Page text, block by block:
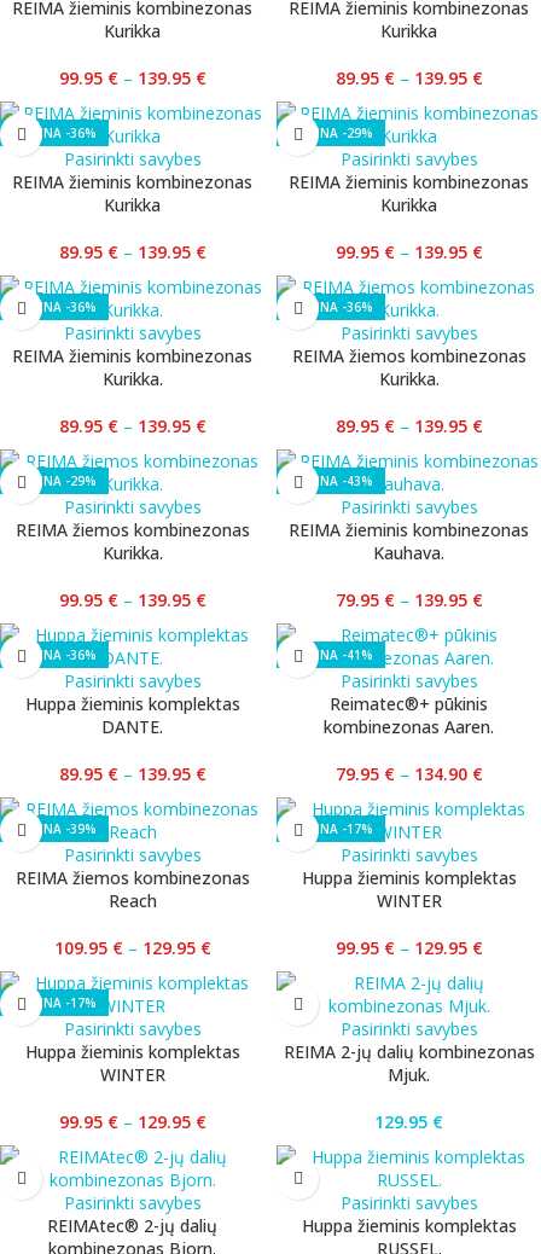
REIMA žieminis kombinezonas
Kurikka
99.95 € – 139.95 €
REIMA žieminis kombinezonas
Kurikka
89.95 € – 139.95 €
-36%
Pasirinkti savybes
REIMA žieminis kombinezonas
Kurikka
89.95 € – 139.95 €
-29%
Pasirinkti savybes
REIMA žieminis kombinezonas
Kurikka
99.95 € – 139.95 €
-36%
Pasirinkti savybes
REIMA žieminis kombinezonas
Kurikka.
89.95 € – 139.95 €
-36%
Pasirinkti savybes
REIMA žiemos kombinezonas
Kurikka.
89.95 € – 139.95 €
-29%
Pasirinkti savybes
REIMA žiemos kombinezonas
Kurikka.
99.95 € – 139.95 €
-43%
Pasirinkti savybes
REIMA žieminis kombinezonas
Kauhava.
79.95 € – 139.95 €
-36%
Pasirinkti savybes
Huppa žieminis komplektas
DANTE.
89.95 € – 139.95 €
-41%
Pasirinkti savybes
Reimatec®+ pūkinis
kombinezonas Aaren.
79.95 € – 134.90 €
-39%
Pasirinkti savybes
REIMA žiemos kombinezonas
Reach
109.95 € – 129.95 €
-17%
Pasirinkti savybes
Huppa žieminis komplektas
WINTER
99.95 € – 129.95 €
-17%
Pasirinkti savybes
Huppa žieminis komplektas
WINTER
99.95 € – 129.95 €
Pasirinkti savybes
REIMA 2-jų dalių kombinezonas
Mjuk.
129.95 €
Pasirinkti savybes
REIMAtec® 2-jų dalių
kombinezonas Bjorn.
Pasirinkti savybes
Huppa žieminis komplektas
RUSSEL.